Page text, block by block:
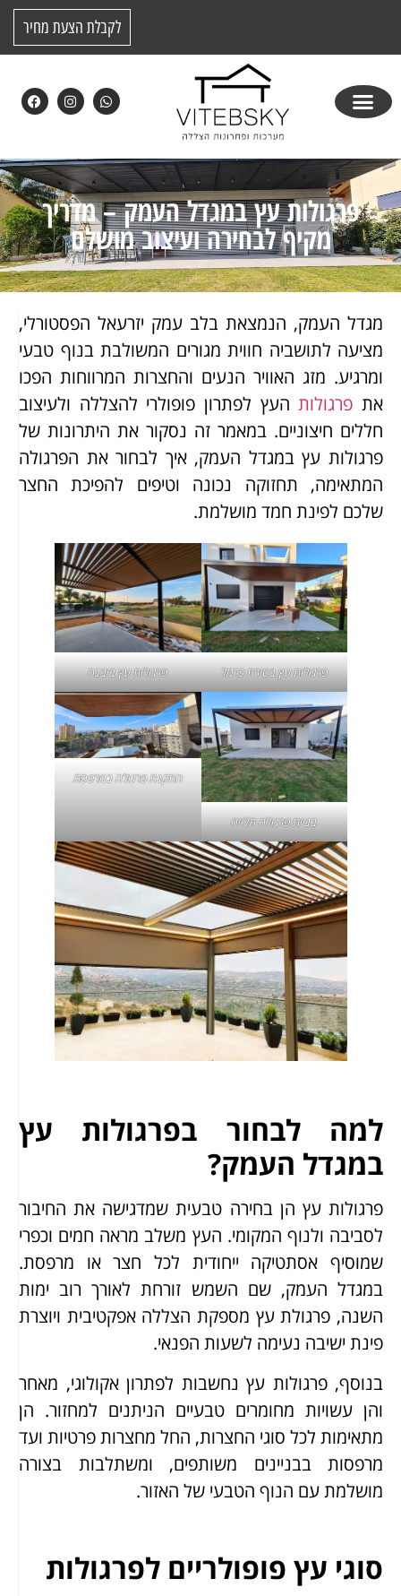
לקבלת הצעת מחיר
פרגולות עץ במגדל העמק – מדריך
מקיף לבחירה ועיצוב מושלם
מגדל העמק, הנמצאת בלב עמק יזרעאל הפסטורלי,
מציעה לתושביה חווית מגורים המשולבת בנוף טבעי
ומרגיע. מזג האוויר הנעים והחצרות המרווחות הפכו
את פרגולותהעץ לפתרון פופולרי להצללה ולעיצוב
חללים חיצוניים. במאמר זה נסקור את היתרונות של
פרגולות עץ במגדל העמק, איך לבחור את הפרגולה
המתאימה, תחזוקה נכונה וטיפים להפיכת החצר
שלכם לפינת חמד מושלמת.
פרגולות עץ בטירת כרמל פרגולות עץ ביבנה
בניית פרגולה תלויה
התקנת פרגולה במרפסת
למה לבחור בפרגולות עץ
במגדל העמק?
פרגולות עץ הן בחירה טבעית שמדגישה את החיבור
לסביבה ולנוף המקומי. העץ משלב מראה חמים וכפרי
שמוסיף אסתטיקה ייחודית לכל חצר או מרפסת.
במגדל העמק, שם השמש זורחת לאורך רוב ימות
השנה, פרגולת עץ מספקת הצללה אפקטיבית ויוצרת
פינת ישיבה נעימה לשעות הפנאי.
בנוסף, פרגולות עץ נחשבות לפתרון אקולוגי, מאחר
והן עשויות מחומרים טבעיים הניתנים למחזור. הן
מתאימות לכל סוגי החצרות, החל מחצרות פרטיות ועד
מרפסות בבניינים משותפים, ומשתלבות בצורה
מושלמת עם הנוף הטבעי של האזור.
סוגי עץ פופולריים לפרגולות